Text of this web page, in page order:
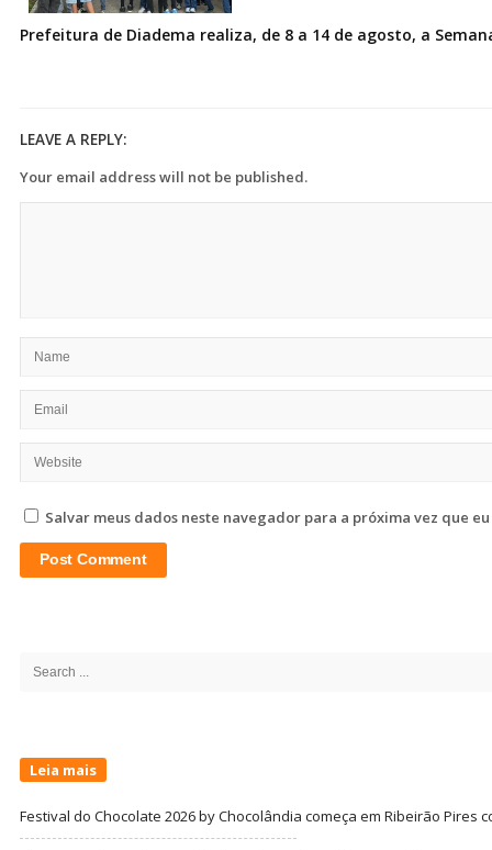
Prefeitura de Diadema realiza, de 8 a 14 de agosto, a
LEAVE A REPLY:
Your email address will not be published.
Salvar meus dados neste navegador para a próxima vez que
Search
Leia mais
Festival do Chocolate 2026 by Chocolândia começa em Ribeirão Pires